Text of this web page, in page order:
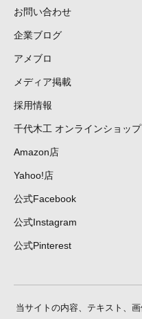
お問い合わせ
企業ブログ
アメブロ
メディア掲載
採用情報
千代木工 オンラインショップ
Amazon店
Yahoo!店
公式Facebook
公式Instagram
公式Pinterest
当サイトの内容、テキスト、